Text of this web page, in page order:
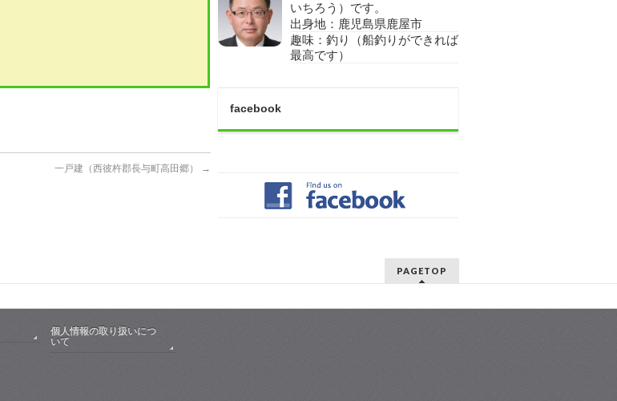
一戸建（西彼杵郡長与町高田郷） →
いちろう）です。
出身地：鹿児島県鹿屋市
趣味：釣り（船釣りができれば
最高です）
facebook
PAGETOP
個人情報の取り扱いにつ
いて